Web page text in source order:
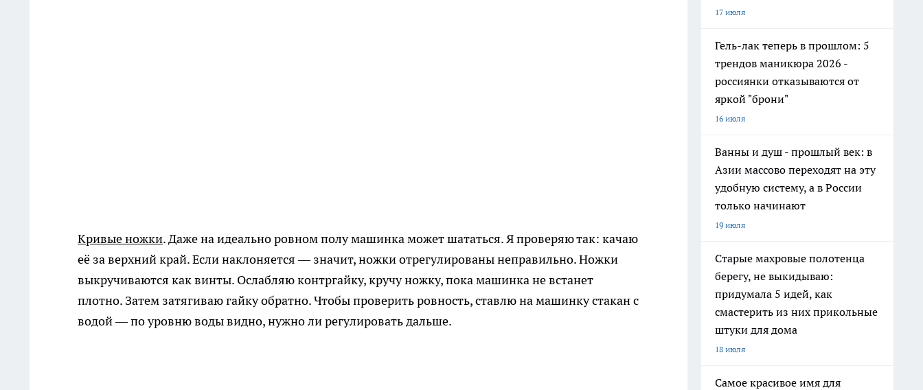
Кривые ножки. Даже на идеально ровном полу машинка может шататься. Я проверяю так: качаю
её за верхний край. Если наклоняется — значит, ножки отрегулированы неправильно. Ножки
выкручиваются как винты. Ослабляю контргайку, кручу ножку, пока машинка не встанет
плотно. Затем затягиваю гайку обратно. Чтобы проверить ровность, ставлю на машинку стакан с
водой — по уровню воды видно, нужно ли регулировать дальше.
17 июля
Гель-лак теперь в прошлом: 5
трендов маникюра 2026 -
россиянки отказываются от
яркой "брони"
16 июля
Ванны и душ - прошлый век: в
Азии массово переходят на эту
удобную систему, а в России
только начинают
19 июля
Старые махровые полотенца
берегу, не выкидываю:
придумала 5 идей, как
смастерить из них прикольные
штуки для дома
18 июля
Самое красивое имя для